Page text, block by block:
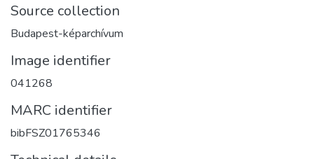
Source collection
Budapest-képarchívum
Image identifier
041268
MARC identifier
bibFSZ01765346